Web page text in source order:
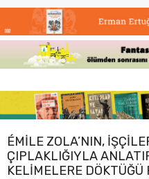
ÉMILE ZOLA’NIN,
ÇIPLAKLIĞIYLA
KELIMELERE